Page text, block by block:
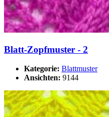
Blatt-Zopfmuster - 2
Kategorie: Blattmuster
Ansichten: 9144